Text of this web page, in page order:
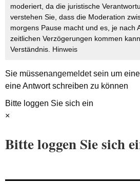
moderiert, da die juristische
verstehen Sie, dass die Moderation
morgens Pause macht und es, je nach
zeitlichen Verzögerungen kommen
Verständnis. Hinweis
Sie müssenangemeldetsein um
eine Antwort schreiben zu können
Bitte loggen Sie sich ein
×
Bitte loggen Sie sich